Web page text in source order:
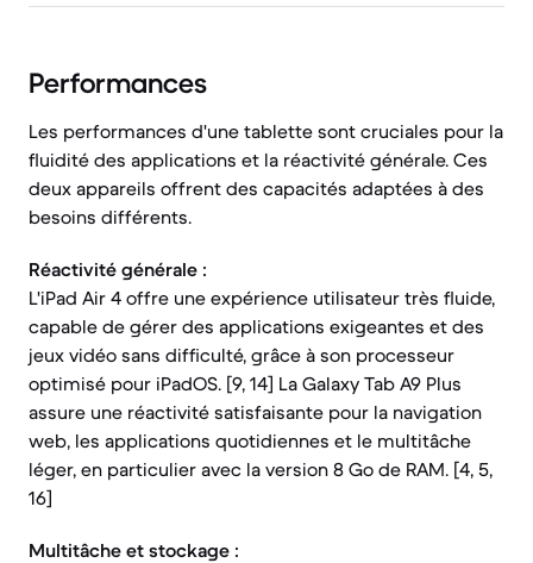
Performances
Les performances d'une tablette sont cruciales pour la
fluidité des applications et la réactivité générale. Ces
deux appareils offrent des capacités adaptées à des
besoins différents.
Réactivité générale :
L'iPad Air 4 offre une expérience utilisateur très fluide,
capable de gérer des applications exigeantes et des
jeux vidéo sans difficulté, grâce à son processeur
optimisé pour iPadOS. [9, 14] La Galaxy Tab A9 Plus
assure une réactivité satisfaisante pour la navigation
web, les applications quotidiennes et le multitâche
léger, en particulier avec la version 8 Go de RAM. [4, 5,
16]
Multitâche et stockage :